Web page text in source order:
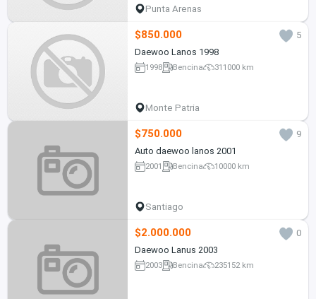
Punta Arenas
$850.000
5
Daewoo Lanos 1998
1998 Bencina 311000 km
Monte Patria
$750.000
9
Auto daewoo lanos 2001
2001 Bencina 10000 km
Santiago
$2.000.000
0
Daewoo Lanus 2003
2003 Bencina 235152 km